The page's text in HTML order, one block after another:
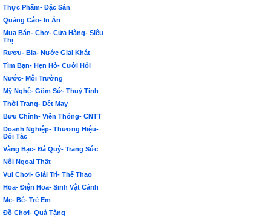
Thực Phẩm- Đặc Sản
Quảng Cáo- In Ấn
Mua Bán- Chợ- Cửa Hàng- Siêu
Thị
Rượu- Bia- Nước Giải Khát
Tìm Bạn- Hẹn Hò- Cưới Hỏi
Nước- Môi Trường
Mỹ Nghệ- Gốm Sứ- Thuỷ Tinh
Thời Trang- Dệt May
Bưu Chính- Viễn Thông- CNTT
Doanh Nghiệp- Thương Hiệu-
Đối Tác
Vàng Bạc- Đá Quý- Trang Sức
Nội Ngoại Thất
Vui Chơi- Giải Trí- Thể Thao
Hoa- Điện Hoa- Sinh Vật Cảnh
Mẹ- Bé- Trẻ Em
Đồ Chơi- Quà Tặng